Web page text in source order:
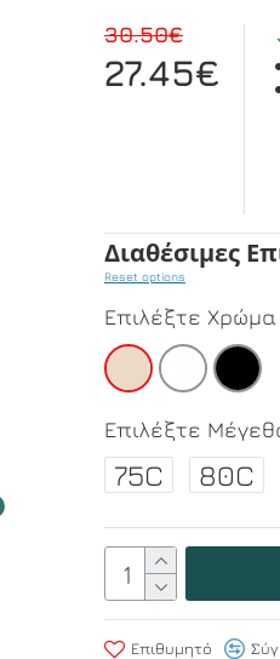
27.45€
30.50€
Διαθέσιμες
Reset options
Επιλέξτε Χρώμα
Επιλέξτε
75C 80C
Επιθυμητό